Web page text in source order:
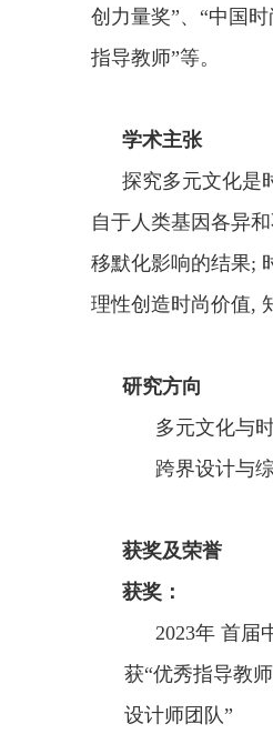
创力量奖”、 “中国
指导教师”等。
学术主张
探究多元文化是
自于人类基因各异
移默化影响的结果;
理性创造时尚价值,
研究方向
多元文化与
跨界设计与
获奖及荣誉
获奖：
2023年 首届
获“优秀指导教
设计师团队”